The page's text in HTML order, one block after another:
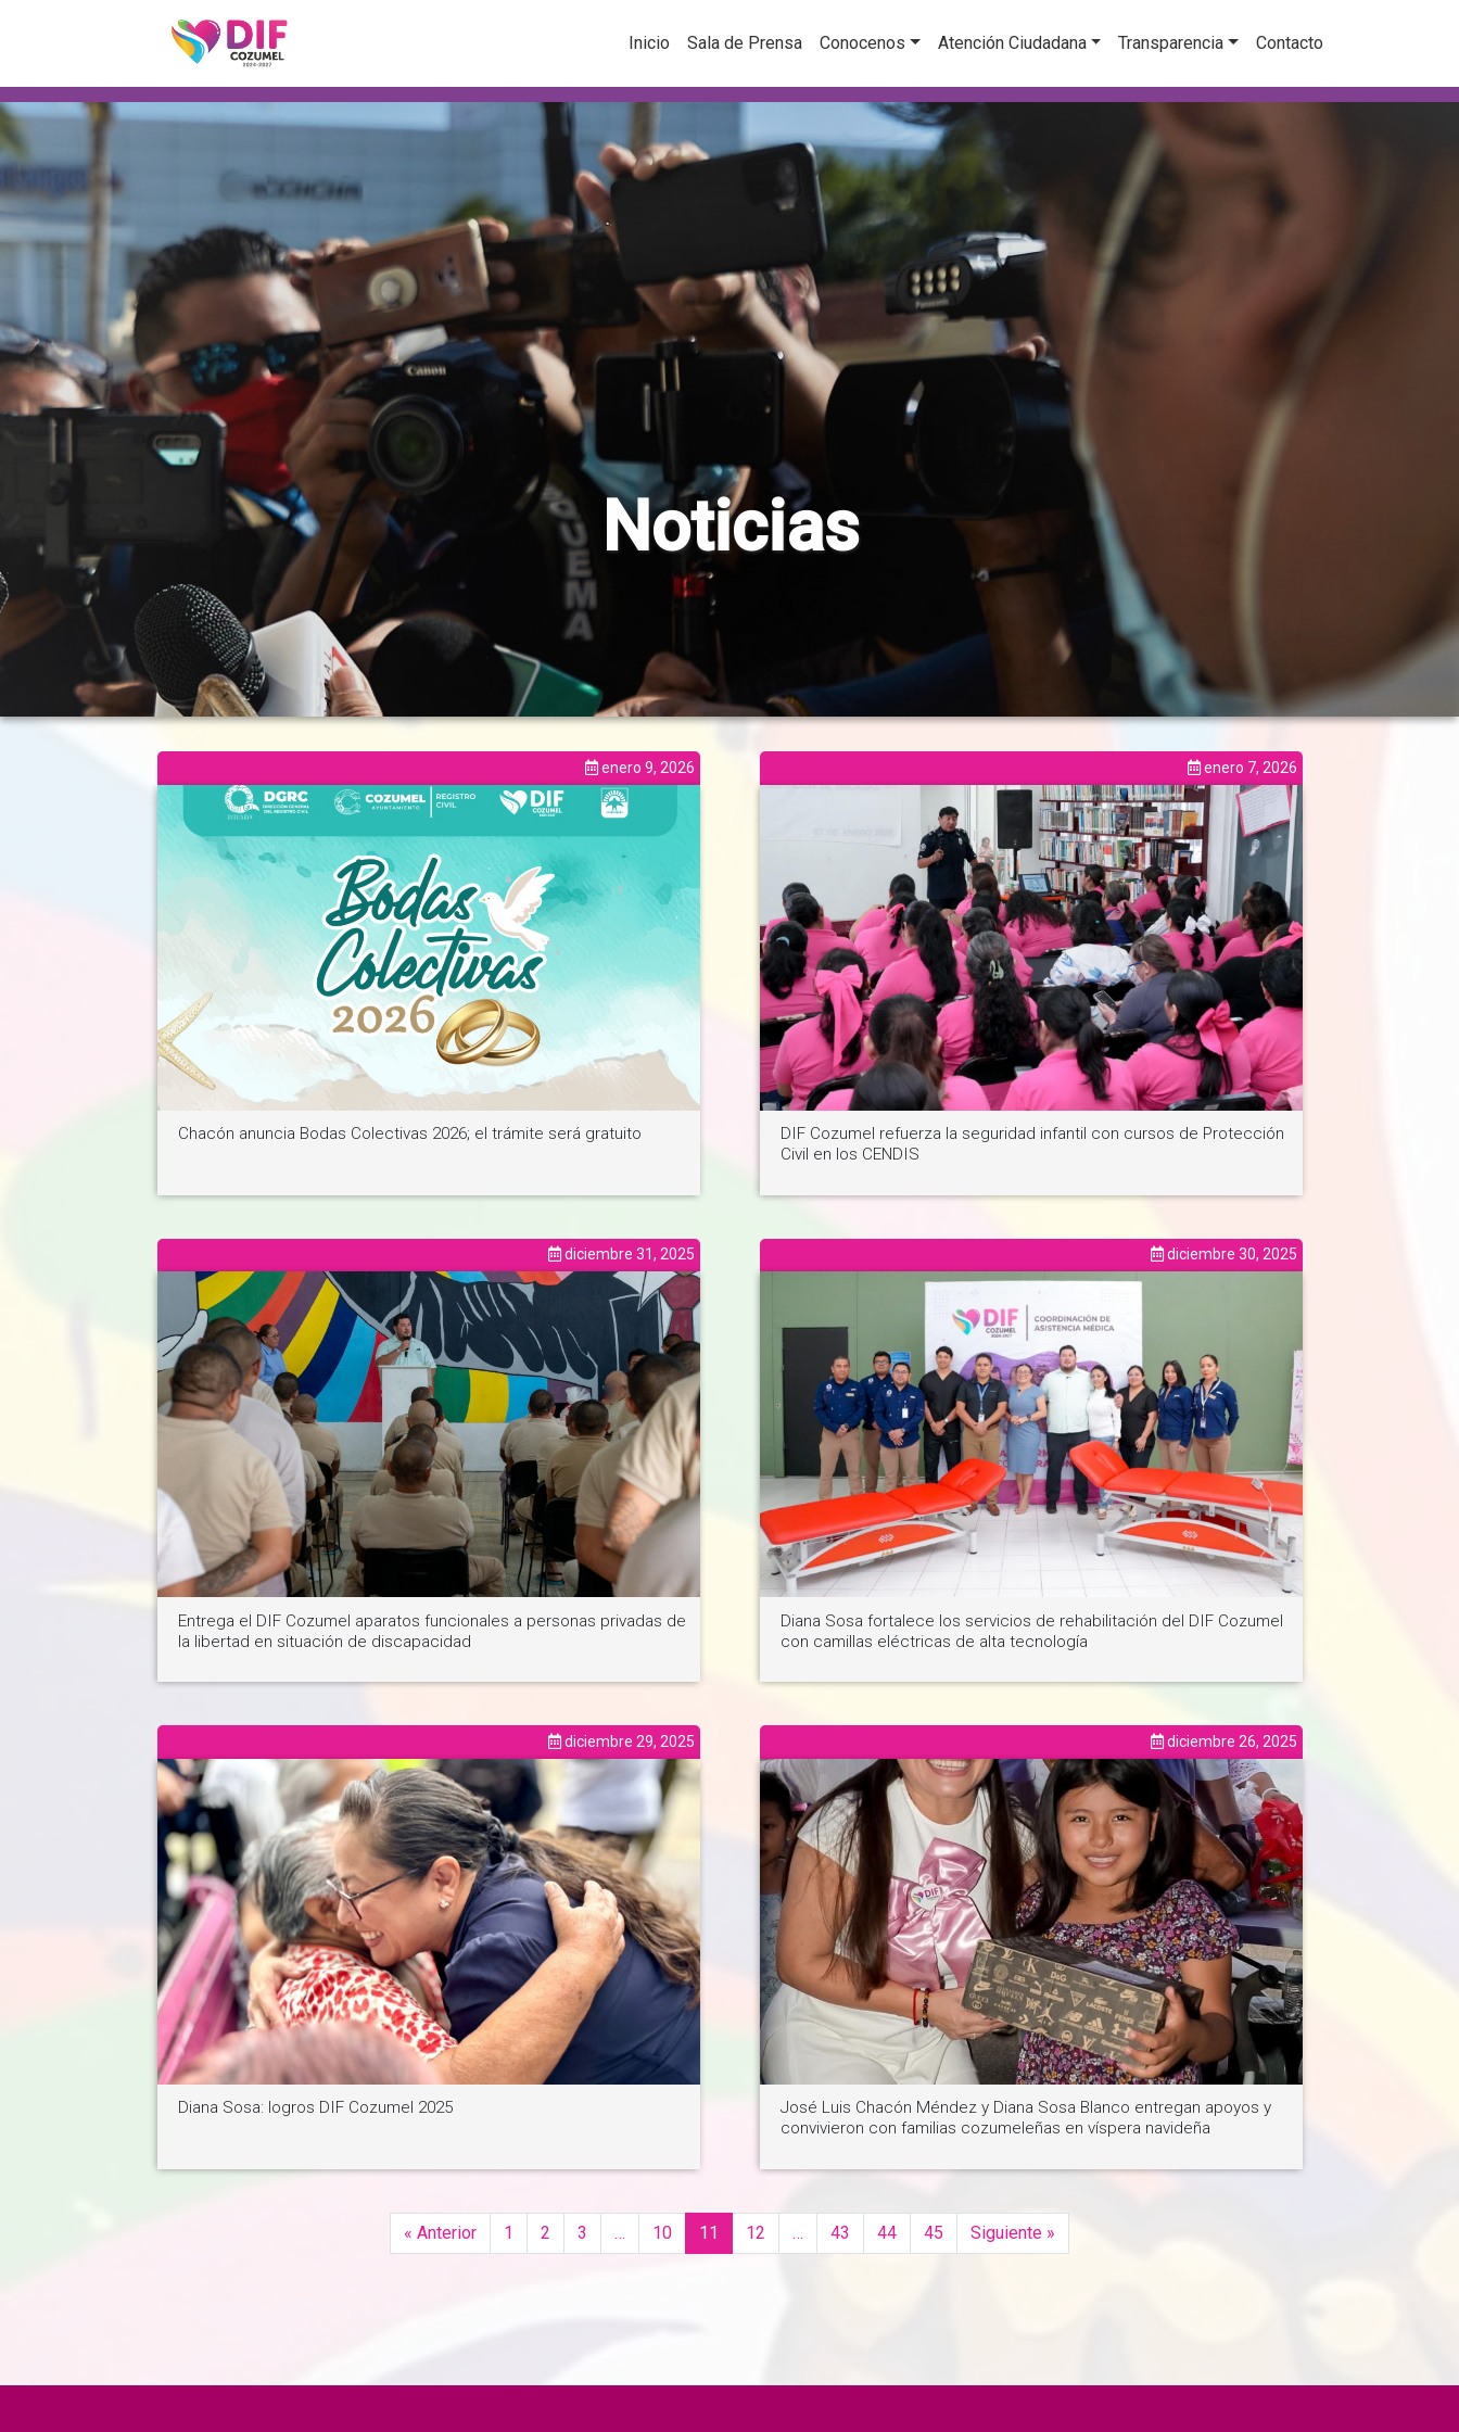
Inicio Sala de Prensa Conocenos Atención Ciudadana Transparencia Contacto
Noticias
enero 9, 2026
Chacón anuncia Bodas Colectivas 2026; el trámite será gratuito
Ver noticia
enero 7, 2026
DIF Cozumel refuerza la seguridad infantil con cursos de Protección
Civil en los CENDIS
Ver noticia
diciembre 31, 2025
Entrega el DIF Cozumel aparatos funcionales a personas privadas de
la libertad en situación de discapacidad
Ver noticia
diciembre 30, 2025
Diana Sosa fortalece los servicios de rehabilitación del DIF Cozumel
con camillas eléctricas de alta tecnología
Ver noticia
diciembre 29, 2025
Diana Sosa: logros DIF Cozumel 2025
diciembre 26, 2025
José Luis Chacón Méndez y Diana Sosa Blanco entregan apoyos y
convivieron con familias cozumeleñas en víspera navideña
« Anterior 1 2 3 … 10 11 12 … 43 44 45 Siguiente »